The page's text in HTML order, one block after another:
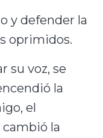
y defender la
oprimidos.
su voz, se
la
el
cambió la